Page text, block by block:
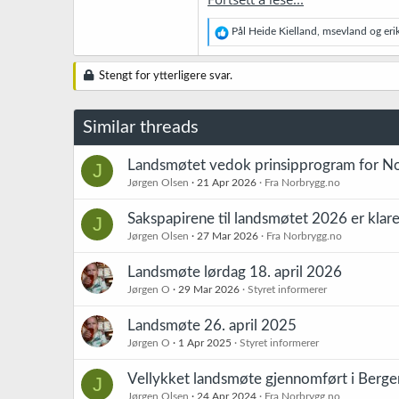
R
e
a
e
r
:
Pål Heide Kielland msevland og
Stengt for ytterligere svar.
Similar threads
J Landsmøtet vedok prinsipprogram for
Jørgen Olsen 21 Apr 2026 Fra Norbrygg.no
J Sakspapirene til landsmøtet 2026 er
Jørgen Olsen 27 Mar 2026 Fra Norbrygg.no
Landsmøte lørdag 18. april 2026
Jørgen O 29 Mar 2026 Styret informerer
Landsmøte 26. april 2025
Jørgen O 1 Apr 2025 Styret informerer
J Vellykket landsmøte gjennomført i
Jørgen Olsen 24 Apr 2024 Fra Norbrygg.no